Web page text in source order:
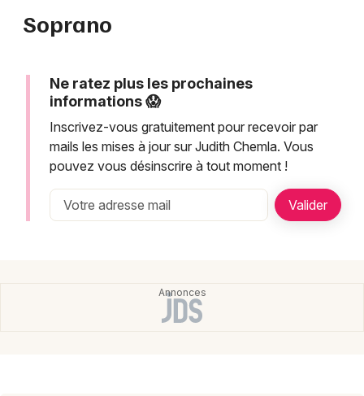
Manifestations
Foires & salons
Spectacles
Concerts
Lyon
Marseille
Mulhouse
Montpellier
Nantes
Soprano
Ne ratez plus les prochaines
informations 😱
Inscrivez-vous gratuitement pour recevoir par
mails les mises à jour sur Judith Chemla. Vous
pouvez vous désinscrire à tout moment !